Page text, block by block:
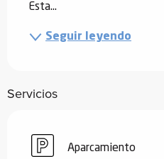
Esta...
Seguir leyendo
Servicios
Aparcamiento